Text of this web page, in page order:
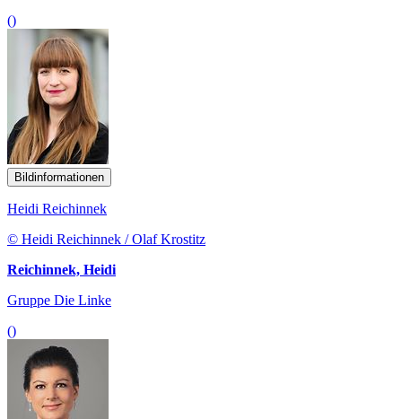
()
Bildinformationen
Heidi Reichinnek
© Heidi Reichinnek / Olaf Krostitz
Reichinnek, Heidi
Gruppe Die Linke
()